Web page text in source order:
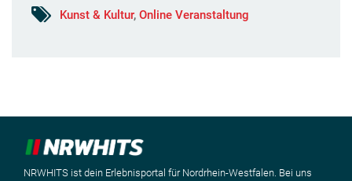
Kunst & Kultur, Online Veranstaltung
NRWHITS ist dein Erlebnisportal für Nordrhein-Westfalen. Bei uns